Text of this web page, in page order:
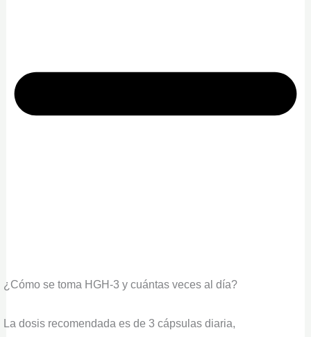
¿Cómo se toma HGH-3 y cuántas veces al día?
La dosis recomendada es de 3 cápsulas diaria,